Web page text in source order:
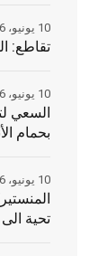
تقاطع:
10 يونيو، 2026
السعي
بحمام
10 يونيو، 2026
تحية
10 يونيو، 2026